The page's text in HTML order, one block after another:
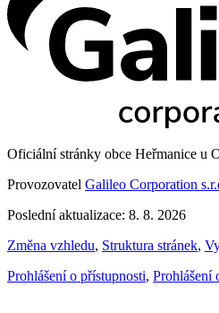
Oficiální stránky obce Heřmanice u
Provozovatel Galileo Corporation
Poslední aktualizace: 8. 8. 2026
Změna vzhledu, Struktura stránek,
Prohlášení o přístupnosti, Prohlášení